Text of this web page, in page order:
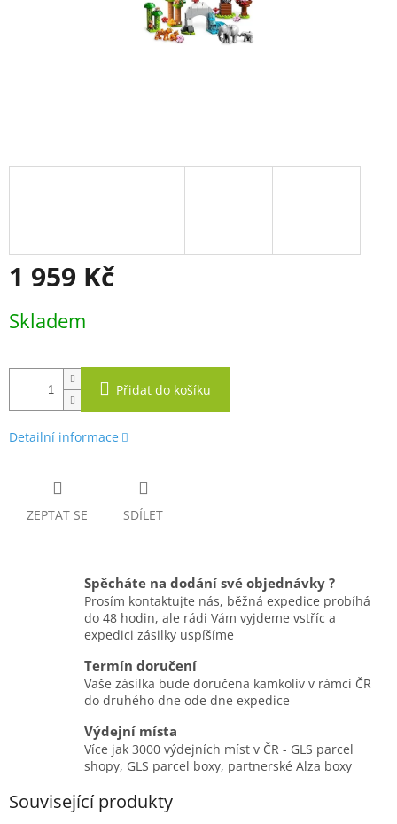
1 959 Kč
cena:
Skladem
Přidat do košíku
Detailní informace
ZEPTAT SE SDÍLET
Spěcháte na dodání své objednávky ?
Prosím kontaktujte nás, běžná expedice probíhá
do 48 hodin, ale rádi Vám vyjdeme vstříc a
expedici zásilky uspíšíme
Termín doručení
Vaše zásilka bude doručena kamkoliv v rámci ČR
do druhého dne ode dne expedice
Výdejní místa
Více jak 3000 výdejních míst v ČR - GLS parcel
shopy, GLS parcel boxy, partnerské Alza boxy
Související produkty